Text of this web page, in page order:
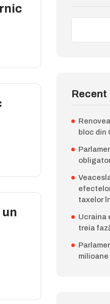
Recent
bloc din
taxelor
Ucraina
treia